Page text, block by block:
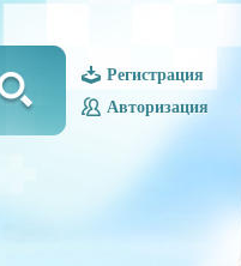
Регистрация
Авторизация